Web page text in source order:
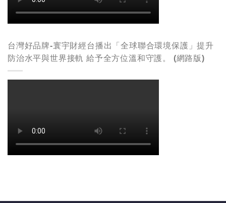
台灣好品牌-寰宇財經台播出「全球聯合環境保護」提升
防治水平與世界接軌 給予全方位溫和守護。 (網路版)